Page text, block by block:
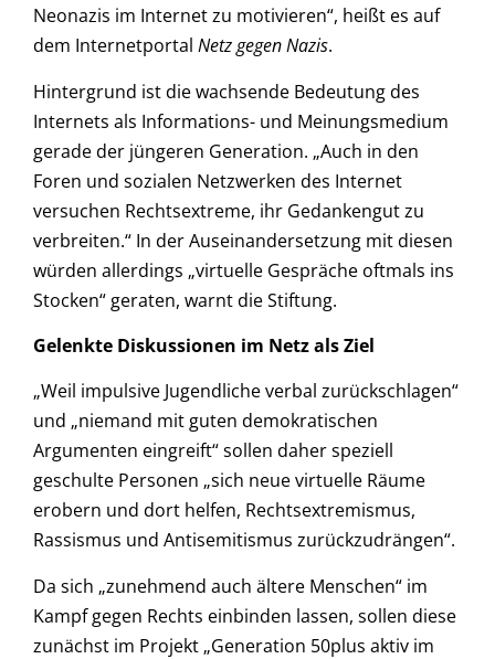
Neonazis im Internet zu motivieren“, heißt es auf
dem Internetportal Netz gegen Nazis.
Hintergrund ist die wachsende Bedeutung des
Internets als Informations- und Meinungsmedium
gerade der jüngeren Generation. „Auch in den
Foren und sozialen Netzwerken des Internet
versuchen Rechtsextreme, ihr Gedankengut zu
verbreiten.“ In der Auseinandersetzung mit diesen
würden allerdings „virtuelle Gespräche oftmals ins
Stocken“ geraten, warnt die Stiftung.
Gelenkte Diskussionen im Netz als Ziel
„Weil impulsive Jugendliche verbal zurückschlagen“
und „niemand mit guten demokratischen
Argumenten eingreift“ sollen daher speziell
geschulte Personen „sich neue virtuelle Räume
erobern und dort helfen, Rechtsextremismus,
Rassismus und Antisemitismus zurückzudrängen“.
Da sich „zunehmend auch ältere Menschen“ im
Kampf gegen Rechts einbinden lassen, sollen diese
zunächst im Projekt „Generation 50plus aktiv im